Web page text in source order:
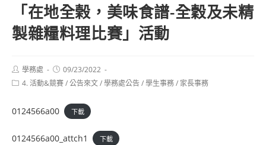
「在地全榖，美味食譜-全穀及未精
製雜糧料理比賽」活動
Post
author:
學務處
Post
published:
09/23/2022
Post4. 活動&競賽/公告來文/學務處公告/學生事務/ 家長事務
0124566a00 下載
0124566a00_attch1 下載